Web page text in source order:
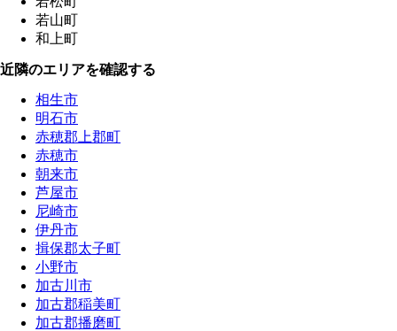
若山町
和上町
近隣のエリアを確認する
相生市
明石市
赤穂郡上郡町
赤穂市
朝来市
芦屋市
尼崎市
伊丹市
揖保郡太子町
小野市
加古川市
加古郡稲美町
加古郡播磨町